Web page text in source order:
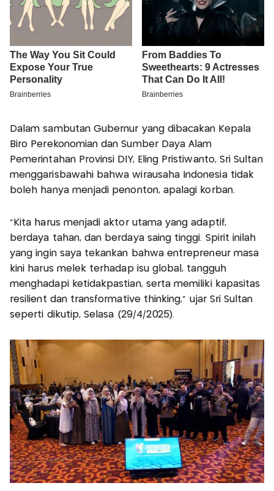
Dalam sambutan Gubernur yang dibacakan Kepala
Biro Perekonomian dan Sumber Daya Alam
Pemerintahan Provinsi DIY, Eling Pristiwanto, Sri Sultan
menggarisbawahi bahwa wirausaha Indonesia tidak
boleh hanya menjadi penonton, apalagi korban.
"Kita harus menjadi aktor utama yang adaptif,
berdaya tahan, dan berdaya saing tinggi. Spirit inilah
yang ingin saya tekankan bahwa entrepreneur masa
kini harus melek terhadap isu global, tangguh
menghadapi ketidakpastian, serta memiliki kapasitas
resilient dan transformative thinking,” ujar Sri Sultan
seperti dikutip, Selasa (29/4/2025).